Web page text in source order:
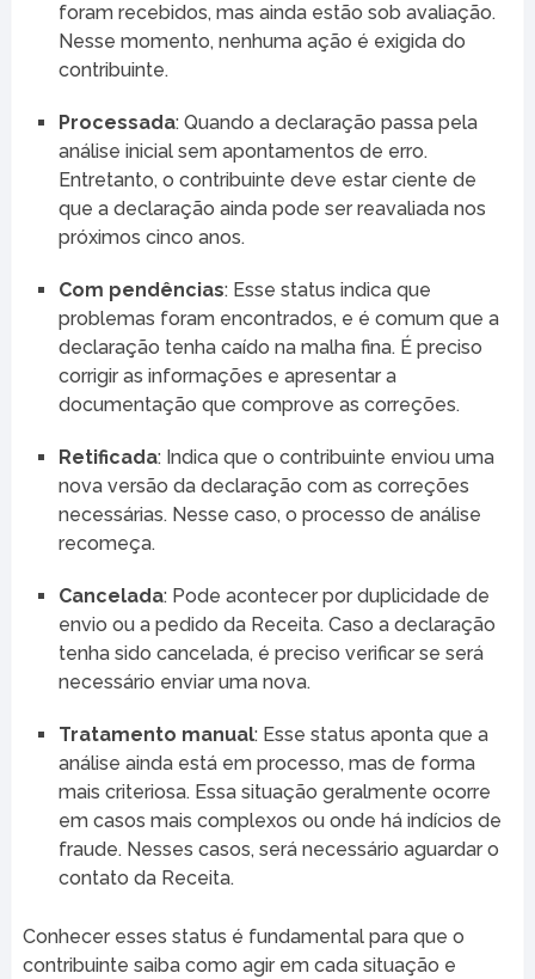
foram recebidos, mas ainda estão sob avaliação.
Nesse momento, nenhuma ação é exigida do
contribuinte.
Processada: Quando a declaração passa pela
análise inicial sem apontamentos de erro.
Entretanto, o contribuinte deve estar ciente de
que a declaração ainda pode ser reavaliada nos
próximos cinco anos.
Com pendências: Esse status indica que
problemas foram encontrados, e é comum que a
declaração tenha caído na malha fina. É preciso
corrigir as informações e apresentar a
documentação que comprove as correções.
Retificada: Indica que o contribuinte enviou uma
nova versão da declaração com as correções
necessárias. Nesse caso, o processo de análise
recomeça.
Cancelada: Pode acontecer por duplicidade de
envio ou a pedido da Receita. Caso a declaração
tenha sido cancelada, é preciso verificar se será
necessário enviar uma nova.
Tratamento manual: Esse status aponta que a
análise ainda está em processo, mas de forma
mais criteriosa. Essa situação geralmente ocorre
em casos mais complexos ou onde há indícios de
fraude. Nesses casos, será necessário aguardar o
contato da Receita.
Conhecer esses status é fundamental para que o
contribuinte saiba como agir em cada situação e